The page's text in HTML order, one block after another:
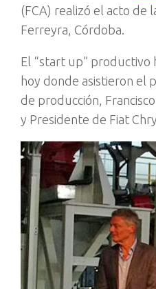
(FCA) realizó el acto de
Ferreyra, Córdoba.
El “start up”
hoy donde asistieron el
de producción,
y Presidente de Fiat